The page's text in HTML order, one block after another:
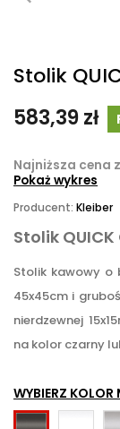
Stolik
583,39 zł
Najniższa cena
Pokaż wykres
Producent: Kleiber
Stolik
Stolik kawowy o
45x45cm i
nierdzewnej
na kolor czarny
WYBIERZ KOLOR
RAL9005 RAL9016